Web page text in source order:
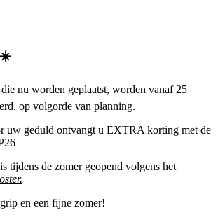
☀️
nu worden geplaatst, worden vanaf 25
op volgorde van planning.
uw geduld ontvangt u EXTRA korting met de
tijdens de zomer geopend volgens het
.
en een fijne zomer!